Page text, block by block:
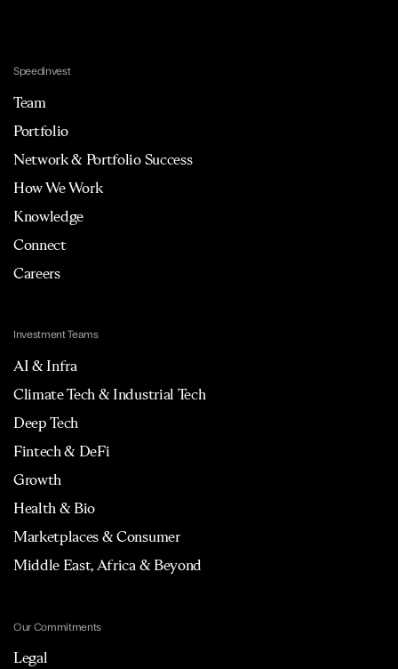
Speedinvest
Team
Portfolio
Network & Portfolio Success
How We Work
Knowledge
Connect
Careers
Investment Teams
AI & Infra
Climate Tech & Industrial Tech
Deep Tech
Fintech & DeFi
Growth
Health & Bio
Marketplaces & Consumer
Middle East, Africa & Beyond
Our Commitments
Legal